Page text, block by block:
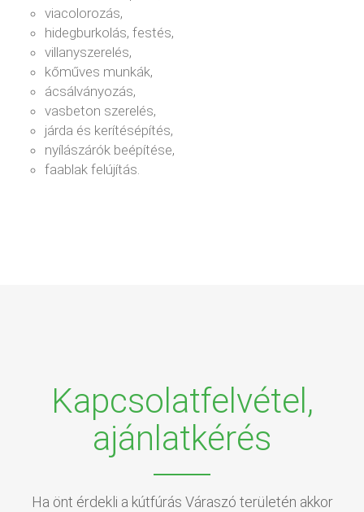
viacolorozás,
hidegburkolás, festés,
villanyszerelés,
kőműves munkák,
ácsálványozás,
vasbeton szerelés,
járda és kerítésépítés,
nyílászárók beépítése,
faablak felújítás.
Kapcsolatfelvétel,
ajánlatkérés
Ha önt érdekli a kútfúrás Váraszó területén akkor